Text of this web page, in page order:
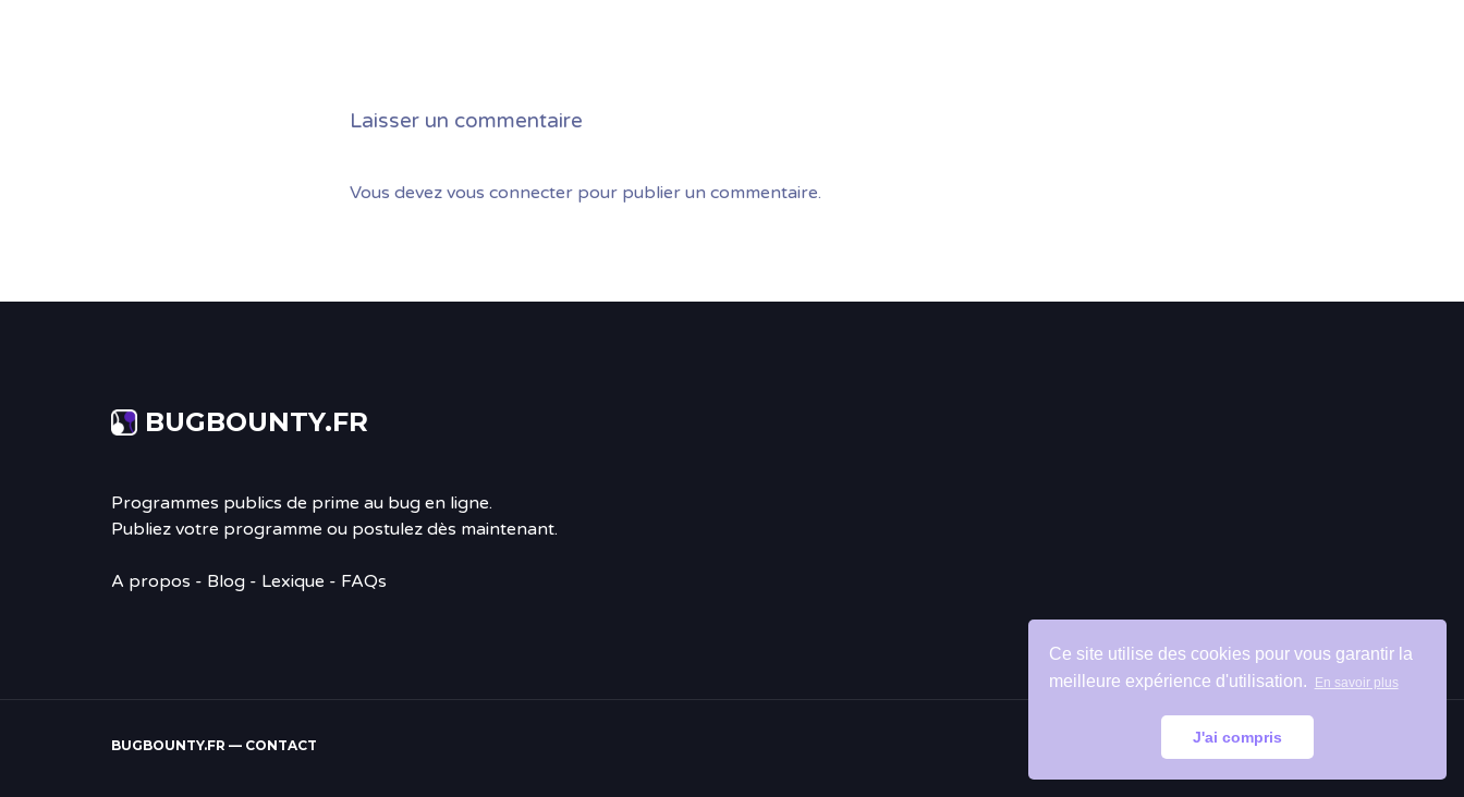
Ce site utilise des cookies pour vous garantir la
meilleure expérience d'utilisation.
En savoir plus
J'ai compris
Laisser un commentaire
Vous devezvous connecter pour publier un commentaire.
BUGBOUNTY.FR
Programmes publics de prime au bug en ligne.
Publiez votre programme ou postulez dès maintenant.
A propos - Blog - Lexique - FAQs
BUGBOUNTY.FR — CONTACT
en